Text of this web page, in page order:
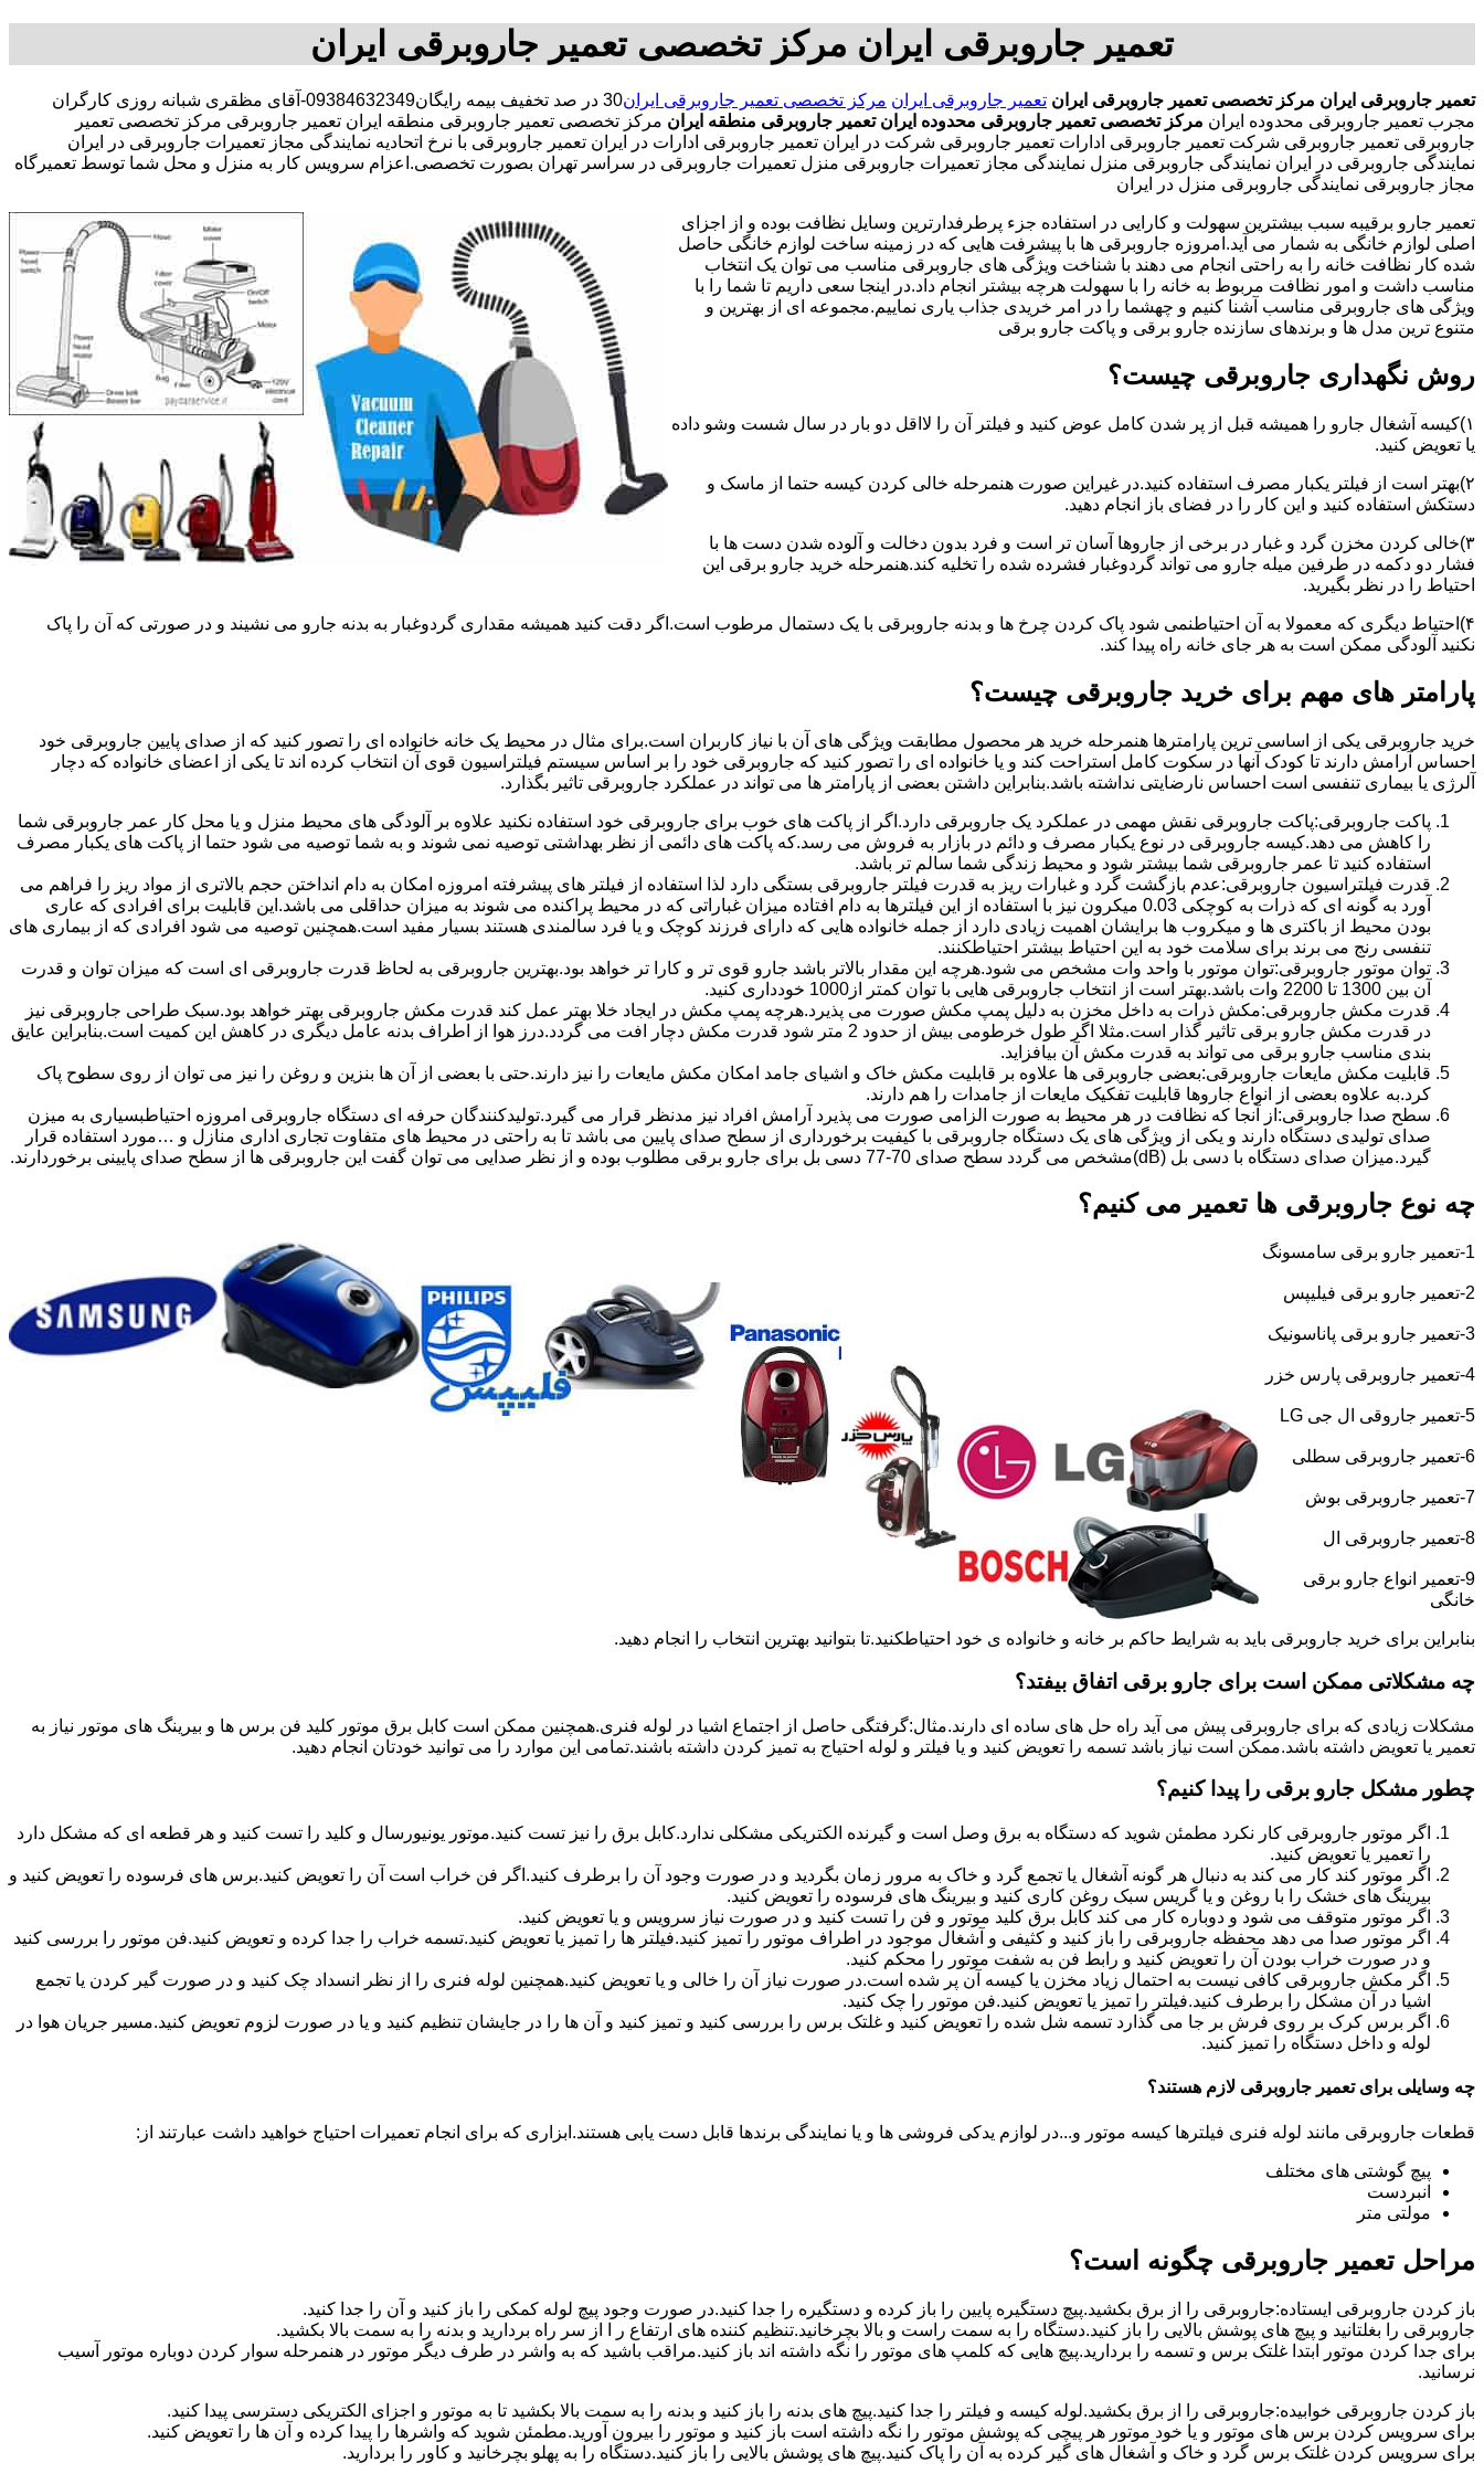
تعمیر جاروبرقی ایران مرکز تخصصی تعمیر جاروبرقی ایران
تعمیر جاروبرقی ایران مرکز تخصصی تعمیر جاروبرقی ایران تعمیر جاروبرقی ایران مرکز تخصصی تعمیر جاروبرقی ایران
30 در صد تخفیف بیمه رایگان09384632349-آقای مظقری شبانه روزی کارگران
مجرب تعمیر جاروبرقی محدوده ایران مرکز تخصصی تعمیر جاروبرقی محدوده ایران تعمیر جاروبرقی منطقه ایران مرکز تخصصی تعمیر جاروبرقی منطقه ایران تعمیر جاروبرقی مرکز تخصصی تعمیر
جاروبرقی تعمیر جاروبرقی شرکت تعمیر جاروبرقی ادارات تعمیر جاروبرقی شرکت در ایران تعمیر جاروبرقی ادارات در ایران تعمیر جاروبرقی با نرخ اتحادیه نمایندگی مجاز تعمیرات جاروبرقی در ایران
نمایندگی جاروبرقی در ایران نمایندگی جاروبرقی منزل نمایندگی مجاز تعمیرات جاروبرقی منزل تعمیرات جاروبرقی در سراسر تهران بصورت تخصصی.اعزام سرویس کار به منزل و محل شما توسط تعمیرگاه
مجاز جاروبرقی نمایندگی جاروبرقی منزل در ایران
تعمیر جارو برقیبه سبب بیشترین سهولت و کارایی در استفاده جزء پرطرفدارترین وسایل نظافت بوده و از اجزای
اصلی لوازم خانگی به شمار می آید.امروزه جاروبرقی ها با پیشرفت هایی که در زمینه ساخت لوازم خانگی حاصل
شده کار نظافت خانه را به راحتی انجام می دهند با شناخت ویژگی های جاروبرقی مناسب می توان یک انتخاب
مناسب داشت و امور نظافت مربوط به خانه را با سهولت هرچه بیشتر انجام داد.در اینجا سعی داریم تا شما را با
ویژگی های جاروبرقی مناسب آشنا کنیم و چهشما را در امر خریدی جذاب یاری نماییم.مجموعه ای از بهترین و
متنوع ترین مدل ها و برندهای سازنده جارو برقی و پاکت جارو برقی
روش نگهداری جاروبرقی چیست؟
۱)کیسه آشغال جارو را همیشه قبل از پر شدن کامل عوض کنید و فیلتر آن را لااقل دو بار در سال شست وشو داده
یا تعویض کنید.
۲)بهتر است از فیلتر یکبار مصرف استفاده کنید.در غیراین صورت هنمرحله خالی کردن کیسه حتما از ماسک و
دستکش استفاده کنید و این کار را در فضای باز انجام دهید.
۳)خالی کردن مخزن گرد و غبار در برخی از جاروها آسان تر است و فرد بدون دخالت و آلوده شدن دست ها با
فشار دو دکمه در طرفین میله جارو می تواند گردوغبار فشرده شده را تخلیه کند.هنمرحله خرید جارو برقی این
احتیاط را در نظر بگیرید.
۴)احتیاط دیگری که معمولا به آن احتیاطنمی شود پاک کردن چرخ ها و بدنه جاروبرقی با یک دستمال مرطوب است.اگر دقت کنید همیشه مقداری گردوغبار به بدنه جارو می نشیند و در صورتی که آن را پاک
نکنید آلودگی ممکن است به هر جای خانه راه پیدا کند.
پارامتر های مهم برای خرید جاروبرقی چیست؟
خرید جاروبرقی یکی از اساسی ترین پارامترها هنمرحله خرید هر محصول مطابقت ویژگی های آن با نیاز کاربران است.برای مثال در محیط یک خانه خانواده ای را تصور کنید که از صدای پایین جاروبرقی خود
احساس آرامش دارند تا کودک آنها در سکوت کامل استراحت کند و یا خانواده ای را تصور کنید که جاروبرقی خود را بر اساس سیستم فیلتراسیون قوی آن انتخاب کرده اند تا یکی از اعضای خانواده که دچار
آلرژی یا بیماری تنفسی است احساس نارضایتی نداشته باشد.بنابراین داشتن بعضی از پارامتر ها می تواند در عملکرد جاروبرقی تاثیر بگذارد.
پاکت جاروبرقی:پاکت جاروبرقی نقش مهمی در عملکرد یک جاروبرقی دارد.اگر از پاکت های خوب برای جاروبرقی خود استفاده نکنید علاوه بر آلودگی های محیط منزل و یا محل کار عمر جاروبرقی شما
را کاهش می دهد.کیسه جاروبرقی در نوع یکبار مصرف و دائم در بازار به فروش می رسد.که پاکت های دائمی از نظر بهداشتی توصیه نمی شوند و به شما توصیه می شود حتما از پاکت های یکبار مصرف
استفاده کنید تا عمر جاروبرقی شما بیشتر شود و محیط زندگی شما سالم تر باشد.
قدرت فیلتراسیون جاروبرقی:عدم بازگشت گرد و غبارات ریز به قدرت فیلتر جاروبرقی بستگی دارد لذا استفاده از فیلتر های پیشرفته امروزه امکان به دام انداختن حجم بالاتری از مواد ریز را فراهم می
آورد به گونه ای که ذرات به کوچکی 0.03 میکرون نیز با استفاده از این فیلترها به دام افتاده میزان غباراتی که در محیط پراکنده می شوند به میزان حداقلی می باشد.این قابلیت برای افرادی که عاری
بودن محیط از باکتری ها و میکروب ها برایشان اهمیت زیادی دارد از جمله خانواده هایی که دارای فرزند کوچک و یا فرد سالمندی هستند بسیار مفید است.همچنین توصیه می شود افرادی که از بیماری های
تنفسی رنج می برند برای سلامت خود به این احتیاط بیشتر احتیاطکنند.
توان موتور جاروبرقی:توان موتور با واحد وات مشخص می شود.هرچه این مقدار بالاتر باشد جارو قوی تر و کارا تر خواهد بود.بهترین جاروبرقی به لحاظ قدرت جاروبرقی ای است که میزان توان و قدرت
آن بین 1300 تا 2200 وات باشد.بهتر است از انتخاب جاروبرقی هایی با توان کمتر از1000 خودداری کنید.
قدرت مکش جاروبرقی:مکش ذرات به داخل مخزن به دلیل پمپ مکش صورت می پذیرد.هرچه پمپ مکش در ایجاد خلا بهتر عمل کند قدرت مکش جاروبرقی بهتر خواهد بود.سبک طراحی جاروبرقی نیز
در قدرت مکش جارو برقی تاثیر گذار است.مثلا اگر طول خرطومی بیش از حدود 2 متر شود قدرت مکش دچار افت می گردد.درز هوا از اطراف بدنه عامل دیگری در کاهش این کمیت است.بنابراین عایق
بندی مناسب جارو برقی می تواند به قدرت مکش آن بیافزاید.
قابلیت مکش مایعات جاروبرقی:بعضی جاروبرقی ها علاوه بر قابلیت مکش خاک و اشیای جامد امکان مکش مایعات را نیز دارند.حتی با بعضی از آن ها بنزین و روغن را نیز می توان از روی سطوح پاک
کرد.به علاوه بعضی از انواع جاروها قابلیت تفکیک مایعات از جامدات را هم دارند.
سطح صدا جاروبرقی:از آنجا که نظافت در هر محیط به صورت الزامی صورت می پذیرد آرامش افراد نیز مدنظر قرار می گیرد.تولیدکنندگان حرفه ای دستگاه جاروبرقی امروزه احتیاطبسیاری به میزن
صدای تولیدی دستگاه دارند و یکی از ویژگی های یک دستگاه جاروبرقی با کیفیت برخورداری از سطح صدای پایین می باشد تا به راحتی در محیط های متفاوت تجاری اداری منازل و …مورد استفاده قرار
گیرد.میزان صدای دستگاه با دسی بل (dB)مشخص می گردد سطح صدای 70-77 دسی بل برای جارو برقی مطلوب بوده و از نظر صدایی می توان گفت این جاروبرقی ها از سطح صدای پایینی برخوردارند.
چه نوع جاروبرقی ها تعمیر می کنیم؟
1-تعمیر جارو برقی سامسونگ
2-تعمیر جارو برقی فیلیپس
3-تعمیر جارو برقی پاناسونیک
4-تعمیر جاروبرقی پارس خزر
5-تعمیر جاروقی ال جی LG
6-تعمیر جاروبرقی سطلی
7-تعمیر جاروبرقی بوش
8-تعمیر جاروبرقی ال
9-تعمیر انواع جارو برقی
خانگی
بنابراین برای خرید جاروبرقی باید به شرایط حاکم بر خانه و خانواده ی خود احتیاطکنید.تا بتوانید بهترین انتخاب را انجام دهید.
چه مشکلاتی ممکن است برای جارو برقی اتفاق بیفتد؟
مشکلات زیادی که برای جاروبرقی پیش می آید راه حل های ساده ای دارند.مثال:گرفتگی حاصل از اجتماع اشیا در لوله فنری.همچنین ممکن است کابل برق موتور کلید فن برس ها و بیرینگ های موتور نیاز به
تعمیر یا تعویض داشته باشد.ممکن است نیاز باشد تسمه را تعویض کنید و یا فیلتر و لوله احتیاج به تمیز کردن داشته باشند.تمامی این موارد را می توانید خودتان انجام دهید.
چطور مشکل جارو برقی را پیدا کنیم؟
اگر موتور جاروبرقی کار نکرد مطمئن شوید که دستگاه به برق وصل است و گیرنده الکتریکی مشکلی ندارد.کابل برق را نیز تست کنید.موتور یونیورسال و کلید را تست کنید و هر قطعه ای که مشکل دارد
را تعمیر یا تعویض کنید.
اگر موتور کند کار می کند به دنبال هر گونه آشغال یا تجمع گرد و خاک به مرور زمان بگردید و در صورت وجود آن را برطرف کنید.اگر فن خراب است آن را تعویض کنید.برس های فرسوده را تعویض کنید و
بیرینگ های خشک را با روغن و یا گریس سبک روغن کاری کنید و بیرینگ های فرسوده را تعویض کنید.
اگر موتور متوقف می شود و دوباره کار می کند کابل برق کلید موتور و فن را تست کنید و در صورت نیاز سرویس و یا تعویض کنید.
اگر موتور صدا می دهد محفظه جاروبرقی را باز کنید و کثیفی و آشغال موجود در اطراف موتور را تمیز کنید.فیلتر ها را تمیز یا تعویض کنید.تسمه خراب را جدا کرده و تعویض کنید.فن موتور را بررسی کنید
و در صورت خراب بودن آن را تعویض کنید و رابط فن به شفت موتور را محکم کنید.
اگر مکش جاروبرقی کافی نیست به احتمال زیاد مخزن یا کیسه آن پر شده است.در صورت نیاز آن را خالی و یا تعویض کنید.همچنین لوله فنری را از نظر انسداد چک کنید و در صورت گیر کردن یا تجمع
اشیا در آن مشکل را برطرف کنید.فیلتر را تمیز یا تعویض کنید.فن موتور را چک کنید.
اگر برس کرک بر روی فرش بر جا می گذارد تسمه شل شده را تعویض کنید و غلتک برس را بررسی کنید و تمیز کنید و آن ها را در جایشان تنظیم کنید و یا در صورت لزوم تعویض کنید.مسیر جریان هوا در
لوله و داخل دستگاه را تمیز کنید.
چه وسایلی برای تعمیر جاروبرقی لازم هستند؟
قطعات جاروبرقی مانند لوله فنری فیلترها کیسه موتور و...در لوازم یدکی فروشی ها و یا نمایندگی برندها قابل دست یابی هستند.ابزاری که برای انجام تعمیرات احتیاج خواهید داشت عبارتند از:
پیچ گوشتی های مختلف
انبردست
مولتی متر
مراحل تعمیر جاروبرقی چگونه است؟
باز کردن جاروبرقی ایستاده:جاروبرقی را از برق بکشید.پیچ دستگیره پایین را باز کرده و دستگیره را جدا کنید.در صورت وجود پیچ لوله کمکی را باز کنید و آن را جدا کنید.
جاروبرقی را بغلتانید و پیچ های پوشش بالایی را باز کنید.دستگاه را به سمت راست و بالا بچرخانید.تنظیم کننده های ارتفاع ر ا از سر راه بردارید و بدنه را به سمت بالا بکشید.
برای جدا کردن موتور ابتدا غلتک برس و تسمه را بردارید.پیچ هایی که کلمپ های موتور را نگه داشته اند باز کنید.مراقب باشید که به واشر در طرف دیگر موتور در هنمرحله سوار کردن دوباره موتور آسیب
نرسانید.
باز کردن جاروبرقی خوابیده:جاروبرقی را از برق بکشید.لوله کیسه و فیلتر را جدا کنید.پیچ های بدنه را باز کنید و بدنه را به سمت بالا بکشید تا به موتور و اجزای الکتریکی دسترسی پیدا کنید.
برای سرویس کردن برس های موتور و یا خود موتور هر پیچی که پوشش موتور را نگه داشته است باز کنید و موتور را بیرون آورید.مطمئن شوید که واشرها را پیدا کرده و آن ها را تعویض کنید.
برای سرویس کردن غلتک برس گرد و خاک و آشغال های گیر کرده به آن را پاک کنید.پیچ های پوشش بالایی را باز کنید.دستگاه را به پهلو بچرخانید و کاور را بردارید.